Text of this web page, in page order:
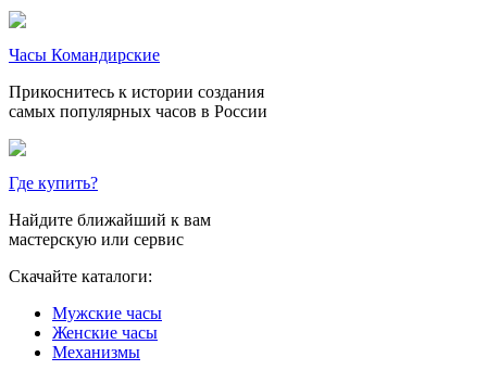
Часы Командирские
Прикоснитесь к истории создания
самых популярных часов в России
Где купить?
Найдите ближайший к вам
мастерскую или сервис
Скачайте каталоги:
Мужские часы
Женские часы
Механизмы